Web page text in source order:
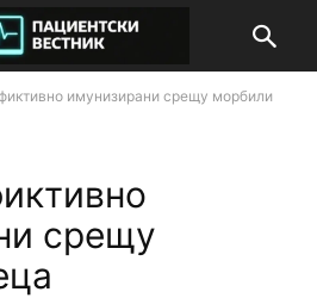
имунизирани срещу морбили
срещу